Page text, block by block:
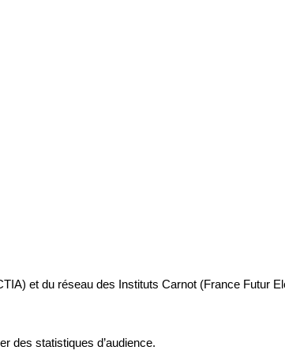
et du réseau des Instituts Carnot (France Futur
des statistiques d’audience.